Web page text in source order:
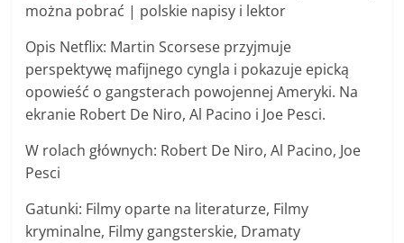
można pobrać | polskie napisy i lektor
Opis Netflix: Martin Scorsese przyjmuje
perspektywę mafijnego cyngla i pokazuje epicką
opowieść o gangsterach powojennej Ameryki. Na
ekranie Robert De Niro, Al Pacino i Joe Pesci.
W rolach głównych: Robert De Niro, Al Pacino, Joe
Pesci
Gatunki: Filmy oparte na literaturze, Filmy
kryminalne, Filmy gangsterskie, Dramaty